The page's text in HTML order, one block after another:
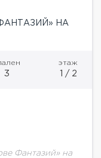
НА
3
этаж
1 / 2
Фантазий» на